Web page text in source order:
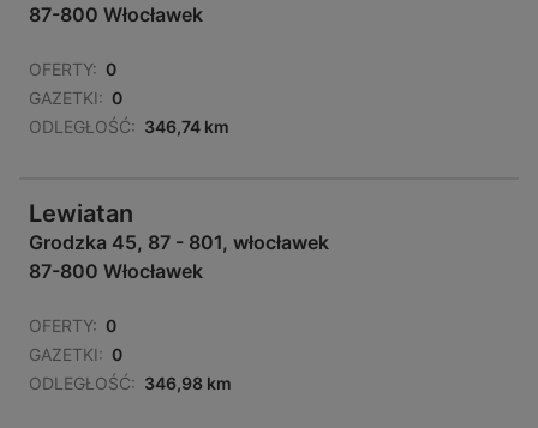
87-800 Włocławek
OFERTY: 0
GAZETKI: 0
ODLEGŁOŚĆ: 346,74 km
Lewiatan
Grodzka 45, 87 - 801, włocławek
87-800 Włocławek
OFERTY: 0
GAZETKI: 0
ODLEGŁOŚĆ: 346,98 km